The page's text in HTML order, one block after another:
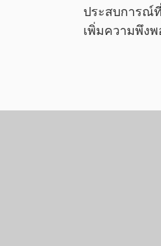
ประสบการณ์
เพิ่มความพึง